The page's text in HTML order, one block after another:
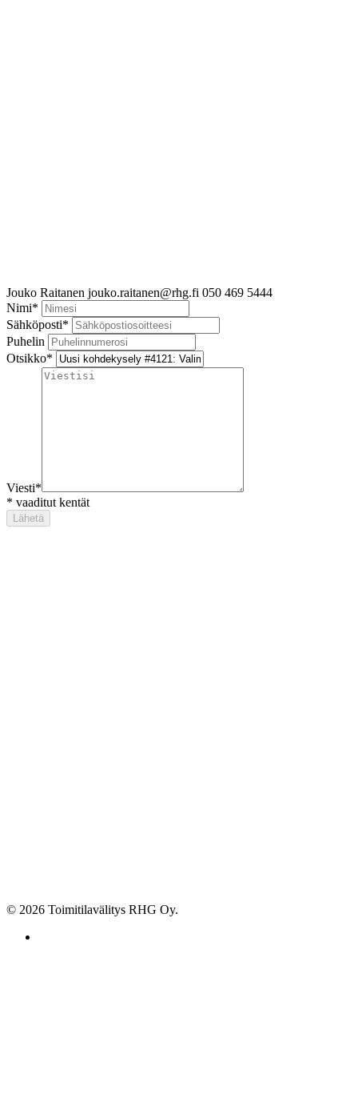
Jouko Raitanen jouko.raitanen@rhg.fi 050 469 5444
Nimi*
Sähköposti*
Puhelin
Otsikko*
Viesti*
* vaaditut kentät
© 2026 Toimitilavälitys RHG Oy.